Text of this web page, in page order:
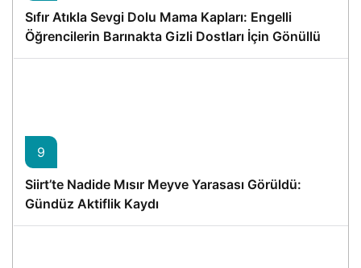
Sıfır Atıkla Sevgi Dolu Mama Kapları: Engelli
Öğrencilerin Barınakta Gizli Dostları İçin Gönüllü
Proje
9
Siirt’te Nadide Mısır Meyve Yarasası Görüldü:
Gündüz Aktiflik Kaydı